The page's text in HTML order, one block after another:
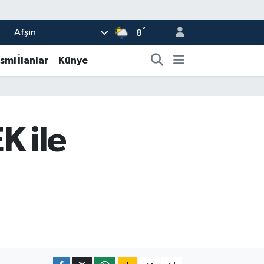
Afşin 8°
İlanlar Künye
ile